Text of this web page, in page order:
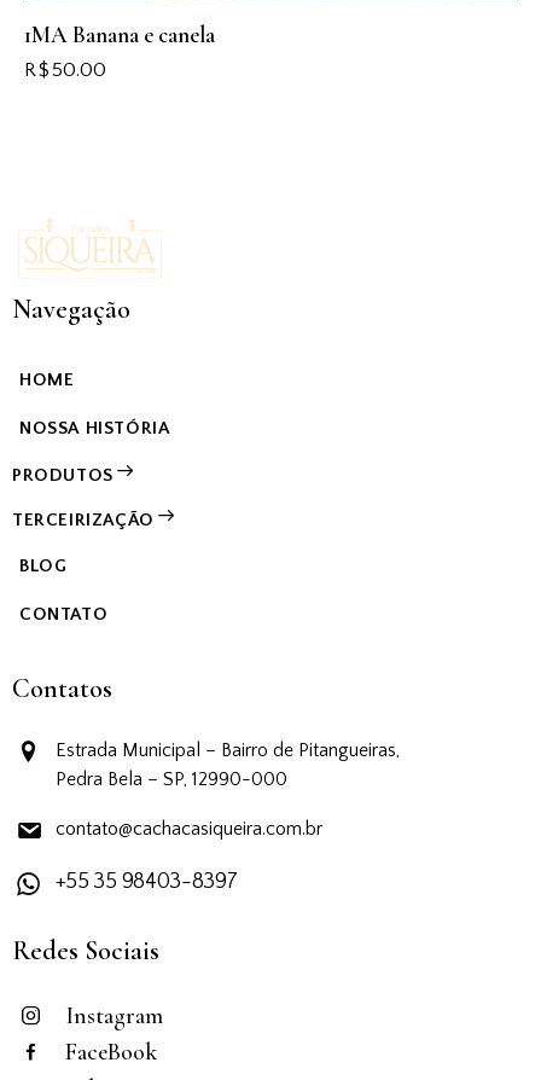
1MA Banana e canela
R$50.00
Navegação
HOME
NOSSA HISTÓRIA
PRODUTOS
TERCEIRIZAÇÃO
BLOG
CONTATO
Contatos
Estrada Municipal – Bairro de Pitangueiras,
Pedra Bela – SP, 12990-000
contato@cachacasiqueira.com.br
+55 35 98403-8397
Redes Sociais
Instagram
FaceBook